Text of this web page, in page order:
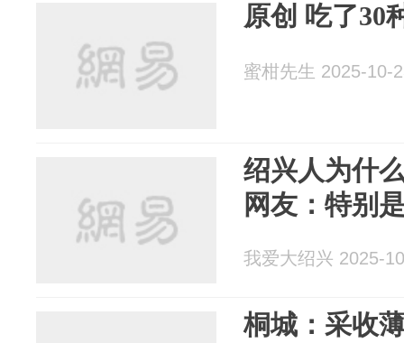
原创 吃了30
蜜柑先生 2025-10-
绍兴人为什
网友：特别
我爱大绍兴 2025-
桐城：采收